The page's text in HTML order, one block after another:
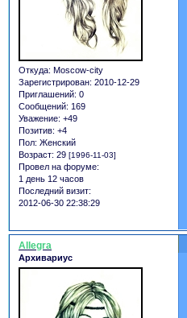
Откуда: Moscow-city
Зарегистрирован: 2010-12-29
Приглашений: 0
Сообщений: 169
Уважение: +49
Позитив: +4
Пол: Женский
Возраст: 29 [1996-11-03]
Провел на форуме:
1 день 12 часов
Последний визит:
2012-06-30 22:38:29
Allegra
Архивариус